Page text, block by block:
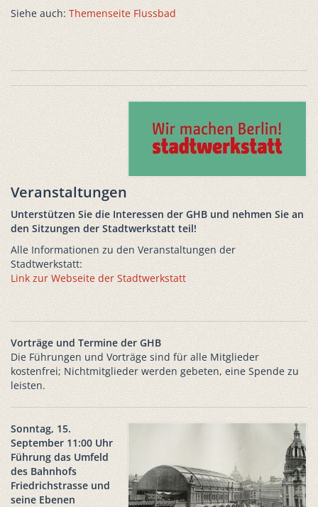
Siehe auch: Themenseite Flussbad
Veranstaltungen
Unterstützen Sie die Interessen der GHB und nehmen Sie an
den Sitzungen der Stadtwerkstatt teil!
Alle Informationen zu den Veranstaltungen der
Stadtwerkstatt:
Link zur Webseite der Stadtwerkstatt
Vorträge und Termine der GHB
Die Führungen und Vorträge sind für alle Mitglieder
kostenfrei; Nichtmitglieder werden gebeten, eine Spende zu
leisten.
Sonntag, 15.
September 11:00 Uhr
Führung das Umfeld
des Bahnhofs
Friedrichstrasse und
seine Ebenen